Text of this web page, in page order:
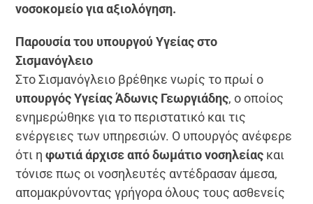
νοσοκομείο για αξιολόγηση.
Παρουσία του υπουργού Υγείας στο
Σισμανόγλειο
Στο Σισμανόγλειο βρέθηκε νωρίς το πρωί ο
υπουργός Υγείας Άδωνις Γεωργιάδης, ο οποίος
ενημερώθηκε για το περιστατικό και τις
ενέργειες των υπηρεσιών. Ο υπουργός ανέφερε
ότι η φωτιά άρχισε από δωμάτιο νοσηλείας και
τόνισε πως οι νοσηλευτές αντέδρασαν άμεσα,
απομακρύνοντας γρήγορα όλους τους ασθενείς